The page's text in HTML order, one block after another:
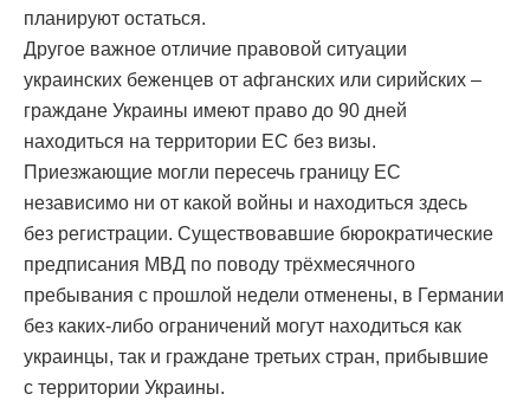
планируют остаться.
Другое важное отличие правовой ситуации
украинских беженцев от афганских или сирийских –
граждане Украины имеют право до 90 дней
находиться на территории ЕС без визы.
Приезжающие могли пересечь границу ЕС
независимо ни от какой войны и находиться здесь
без регистрации. Существовавшие бюрократические
предписания МВД по поводу трёхмесячного
пребывания с прошлой недели отменены, в Германии
без каких-либо ограничений могут находиться как
украинцы, так и граждане третьих стран, прибывшие
с территории Украины.